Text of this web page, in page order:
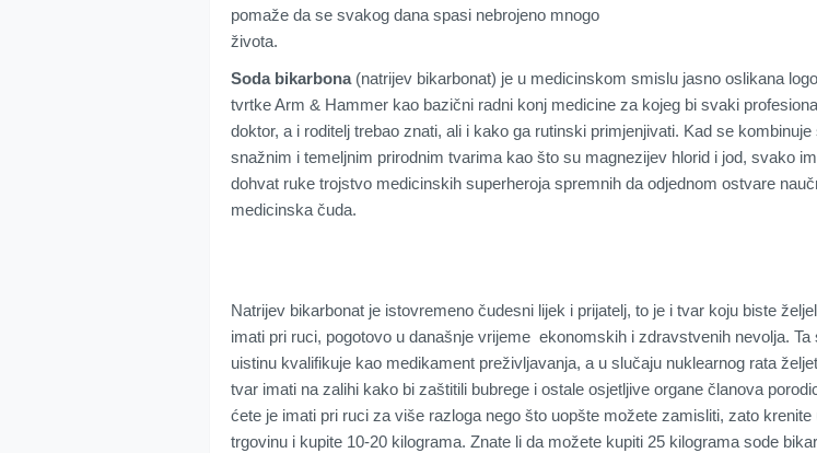
pomaže da se svakog dana spasi nebrojeno mnogo
života.
Soda bikarbona(natrijev bikarbonat) je u medicinskom smislu jasno oslikana
tvrtke Arm & Hammer kao bazični radni konj medicine za kojeg bi svaki
doktor, a i roditelj trebao znati, ali i kako ga rutinski primjenjivati. Kad se kombinuje
snažnim i temeljnim prirodnim tvarima kao što su magnezijev hlorid i jod, svako
dohvat ruke trojstvo medicinskih superheroja spremnih da odjednom ostvare
medicinska čuda.
Natrijev bikarbonat je istovremeno čudesni lijek i prijatelj, to je i tvar koju biste
imati pri ruci, pogotovo u današnje vrijeme ekonomskih i zdravstvenih nevolja. Ta
uistinu kvalifikuje kao medikament preživljavanja, a u slučaju nuklearnog rata
tvar imati na zalihi kako bi zaštitili bubrege i ostale osjetljive organe članova
ćete je imati pri ruci za više razloga nego što uopšte možete zamisliti, zato krenite
trgovinu i kupite 10-20 kilograma. Znate li da možete kupiti 25 kilograma sode